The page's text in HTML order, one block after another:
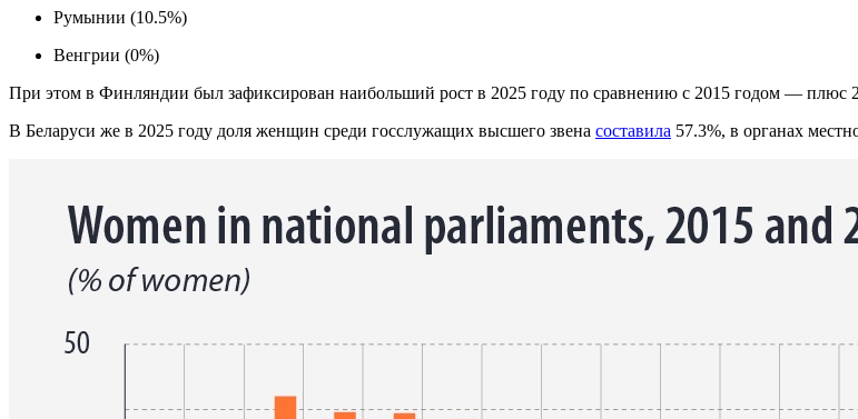
Румынии (10.5%)
Венгрии (0%)
При этом в Финляндии был зафиксирован наибольший рост в 2025 году по сравнению с 2015 годом — плюс
В Беларуси же в 2025 году доля женщин среди госслужащих высшего звена составила 57.3%, в органах